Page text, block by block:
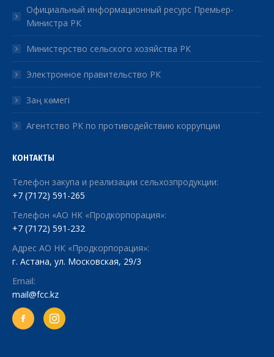
Официальный информационный ресурс Премьер-
Министра РК
Министерство сельского хозяйства РК
Электронное правительство РК
Заң көмегі
Агентство РК по противодействию коррупции
КОНТАКТЫ
Телефон закупа и реализации сельхозпродукции:
+7 (7172) 591-265
Телефон «АО НК «Продкорпорация»:
+7 (7172) 591-232
Адрес АО НК «Продкорпорация»:
г. Астана, ул. Московская, 29/3
Email:
mail@fcc.kz
Facebook